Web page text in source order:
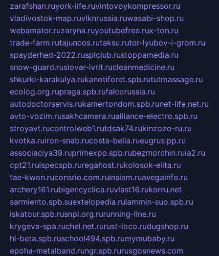
zarafshan.ruyork-life.ruvintovoykompressor.ru
vladivostok-map.ruvlknrussia.ruwasabi-shop.ru
webamator.ruzaryna.ruyoutubefree.rux-ton.ru
trade-farm.rutajuncos.rutaksu.rutor-lyubov-i-grom.ru
spayderhed-2022.rusplclub.rustoppamedia.ru
snow-guard.ruslovar-ivrit.rucleanmedicine.ru
shkurki-karakulya.rukanotiforet.spb.rututmassage.ru
ecolog.org.rupraga.spb.rufalcorussia.ru
autodoctorservis.rukamertondom.spb.runet-life.net.ru
avto-vozim.rusakhcamera.rualliance-electro.spb.ru
stroyavt.rucontrolweb1.rutdsak74.rukinzozo-ru.ru
kvotka.ruiron-snab.rucosta-bella.rueugrus.pp.ru
associaciya39.ruprimexpo.spb.rubezmorchin.ruia2.ru
cpt21.ruispecspb.ruregahost.rukolosok-elita.ru
tae-kwon.ruconsrio.com.ruinsiam.ruavegainfo.ru
archery161.rubigencyclica.ruvlast16.rukorru.net
sarmiento.spb.suextelopedia.rulammin-suo.spb.ru
iskatour.spb.rusnpi.org.rurunning-line.ru
krygeva-spa.ruchel.net.rurust-loco.rudugshop.ru
hl-beta.spb.ruschool494.spb.rumymubaby.ru
epoha-metalband.rungr.spb.rurusgosnews.com